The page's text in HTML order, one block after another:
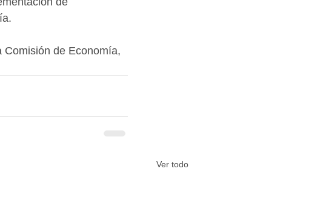
Comisión de Economía,
Ver todo